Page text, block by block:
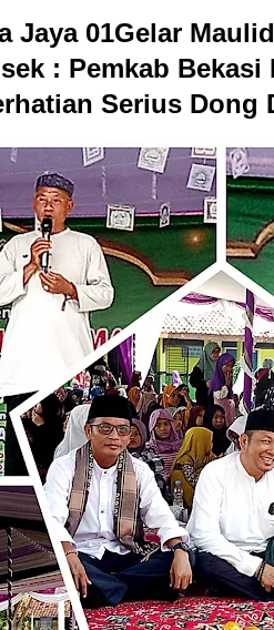
Jaya 01Gelar
: Pemkab
Serius Dong